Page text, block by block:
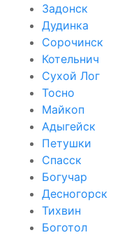
Задонск
Дудинка
Сорочинск
Котельнич
Сухой Лог
Тосно
Майкоп
Адыгейск
Петушки
Спасск
Богучар
Десногорск
Тихвин
Боготол